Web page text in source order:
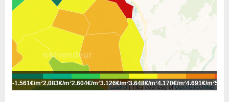
Leaflet| Tiles courtesy ofOpenStreetMap
-1.561€/m²2.083€/m²2.604€/m²3.126€/m²3.648€/m²4.170€/m²4.691€/m²